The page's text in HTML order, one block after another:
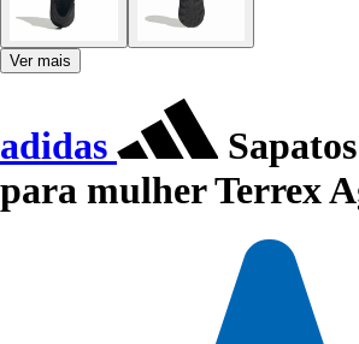
Ver mais
adidas
para mulher Terrex